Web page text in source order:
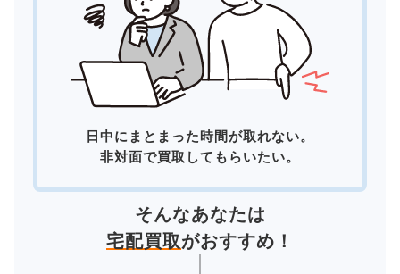
日中にまとまった時間が取れない。
非対面で買取してもらいたい。
そんなあなたは
宅配買取がおすすめ！